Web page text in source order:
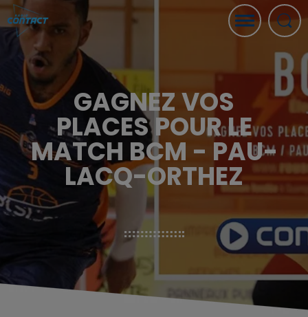
GAGNEZ VOS
PLACES POUR LE
MATCH BCM - PAU-
LACQ-ORTHEZ